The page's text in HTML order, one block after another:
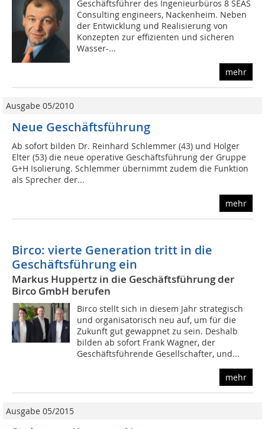
Geschäftsführer des Ingenieurbüros 8 SEAS
Consulting engineers, Nackenheim. Neben
der Entwicklung und Realisierung von
Konzepten zur effizienten und sicheren
Wasser-...
mehr
Ausgabe 05/2010
Neue Geschäftsführung
Ab sofort bilden Dr. Reinhard Schlemmer (43) und Holger
Elter (53) die neue operative Geschäftsführung der Gruppe
G+H Isolierung. Schlemmer übernimmt zudem die Funktion
als Sprecher der...
mehr
Birco: vierte Generation tritt in die
Geschäftsführung ein
Markus Huppertz in die Geschäftsführung der
Birco GmbH berufen
Birco stellt sich in diesem Jahr strategisch
und organisatorisch neu auf, um für die
Zukunft gut gewappnet zu sein. Deshalb
bilden ab sofort Frank Wagner, der
Geschäftsführende Gesellschafter, und...
mehr
Ausgabe 05/2015